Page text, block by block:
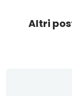
Altri